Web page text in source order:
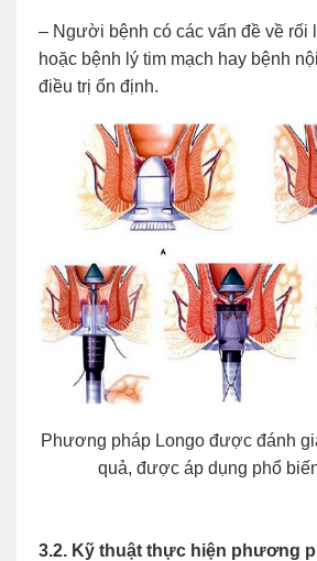
– Người bệnh có các vấn đề về rối
hoặc bệnh lý tim mạch hay bệnh
điều trị ổn định.
Phương pháp Longo được đánh
quả, được áp dụng phổ
3.2. Kỹ thuật thực hiện phương